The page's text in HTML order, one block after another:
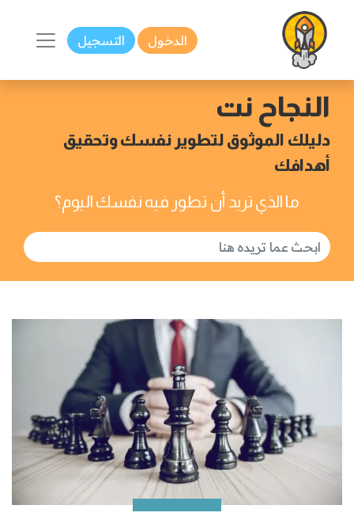
الدخول التسجيل
النجاح نت
دليلك الموثوق لتطوير نفسك وتحقيق
أهدافك
ما الذي تريد أن تطور فيه نفسك اليوم؟